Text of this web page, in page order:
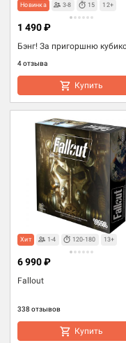
Новинка 3-8 15 12+
Бэнг! За пригоршню
4 отзыва
1 490 ₽
Купить
Хит 1-4 120-180 13+
Fallout
338 отзывов
6 990 ₽
Купить